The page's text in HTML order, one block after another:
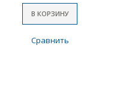
В КОРЗИНУ
Сравнить